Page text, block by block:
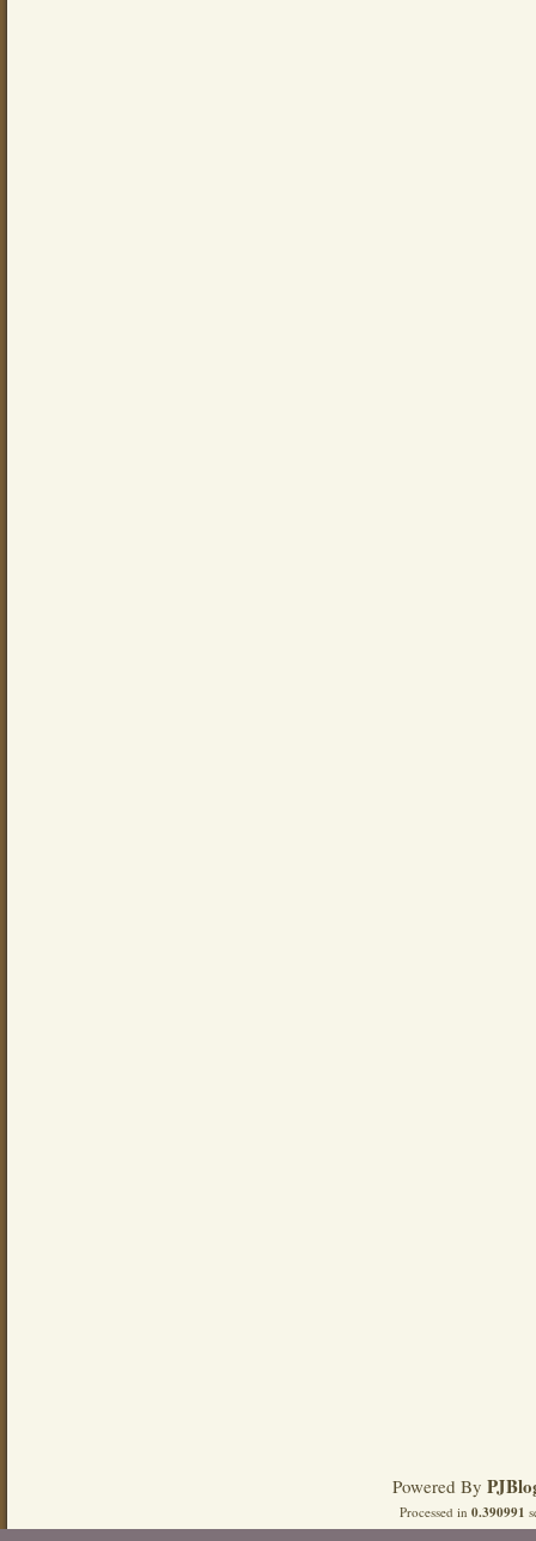
Powered By
Processed in 0.390991